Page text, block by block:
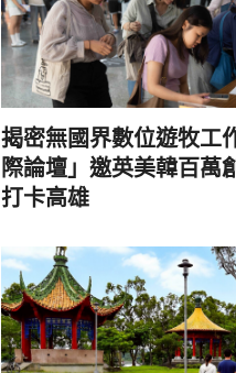
揭密無國界數位遊牧工
際論壇」邀英美韓百萬
打卡高雄